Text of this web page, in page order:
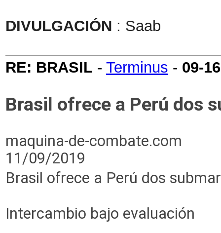
DIVULGACIÓN : Saab
RE: BRASIL - Terminus - 09-
Brasil ofrece a Perú dos
maquina-de-combate.com
11/09/2019
Brasil ofrece a Perú dos
Intercambio bajo evaluación